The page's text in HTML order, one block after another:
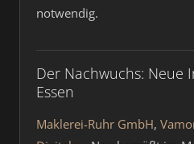
notwendig.
Der Nachwuchs: Neue
Essen
Maklerei-Ruhr GmbH,